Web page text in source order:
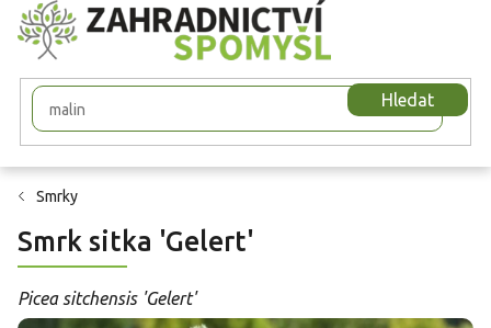
Přejít
na
obsah
Hledat
Smrky
Smrk sitka 'Gelert'
Picea sitchensis 'Gelert'